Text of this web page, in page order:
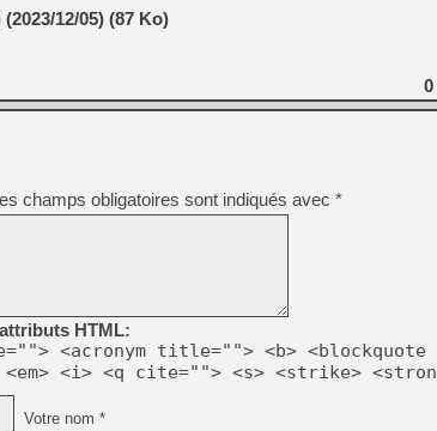
[LS] [PS5] ps5-y2jb-
[GK] Pourquoi Marvel
[GK] Test : Restory : Chill
[GK] GTA 6 : Rockstar
[GK] Hot Wheels Infinite
[GK] Mémoire cash -
[GK] Résultats Nintendo :
[GK] Déjà des
[Mo5] Brickboy cherche à
[GK] Minecraft et ses «
[GK] Beast of
[GK] Ubisoft : fin de partie
[GK] Mémoire cash -
[GK] Dan Houser (GTA)
[GK] Comment EA Sports
[GK] Crimson Moon : un
[GK] Isle of Reveries : le
[GK] Moonlighter 2 : The
12/05) (87 Ko)
0
champs obligatoires sont indiqués avec *
HTML:
<acronym title=""> <b> <blockquote
<i> <q cite=""> <s> <strike>
Votre nom *